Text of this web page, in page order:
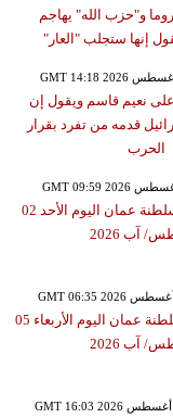
و"حزب الله" يهاجم
إنها ستجلب "العار"
نعيم قاسم ويقول إن
قدمه من تفرد بقرار
الحرب
سعر الذهب في سلطنة عمان اليوم الأحد 02
آب 2026
سعر الذهب في سلطنة عمان اليوم الأربعاء 05
آب 2026